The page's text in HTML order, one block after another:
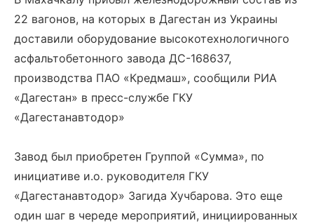
22 вагонов, на которых в Дагестан из Украины
доставили оборудование высокотехнологичного
асфальтобетонного завода ДС-168637,
производства ПАО «Кредмаш», сообщили РИА
«Дагестан» в пресс-службе ГКУ
«Дагестанавтодор»
Завод был приобретен Группой «Сумма», по
инициативе и.о. руководителя ГКУ
«Дагестанавтодор» Загида Хучбарова. Это еще
один шаг в череде мероприятий, инициированных